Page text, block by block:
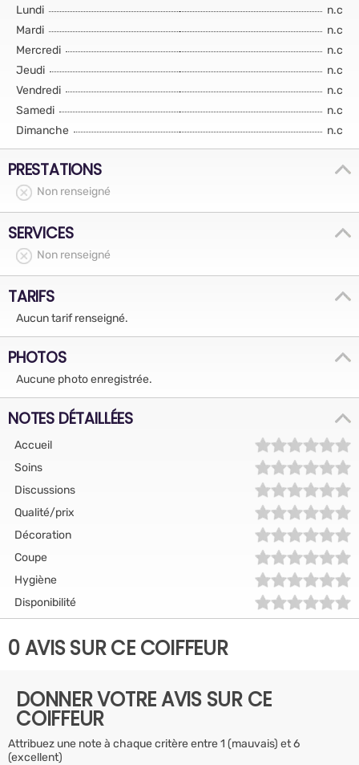
Lundi
n.c
Mardi
n.c
Mercredi
n.c
Jeudi
n.c
Vendredi
n.c
Samedi
n.c
Dimanche
n.c
PRESTATIONS
Non renseigné
SERVICES
Non renseigné
TARIFS
Aucun tarif renseigné.
PHOTOS
Aucune photo enregistrée.
NOTES DÉTAILLÉES
Accueil
Soins
Discussions
Qualité/prix
Décoration
Coupe
Hygiène
Disponibilité
0 AVIS SUR CE COIFFEUR
DONNER VOTRE AVIS SUR CE
COIFFEUR
Attribuez une note à chaque critère entre 1 (mauvais) et 6
(excellent)